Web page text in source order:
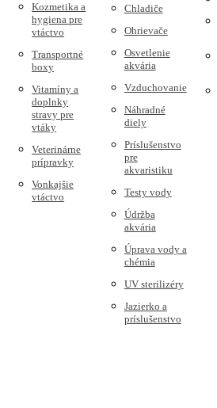
Kozmetika a
hygiena pre
vtáctvo
Transportné
boxy
Vitamíny a
doplnky
stravy pre
vtáky
Veterinárne
prípravky
Vonkajšie
vtáctvo
Chladiče
Ohrievače
Osvetlenie
akvária
Vzduchovanie
Náhradné
diely
Príslušenstvo
pre
akvaristiku
Testy vody
Údržba
akvária
Úprava vody a
chémia
UV sterilizéry
Jazierko a
príslušenstvo